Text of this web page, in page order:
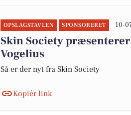
OPSLAGSTAVLEN SPONSORERET 10-
Skin Society
Vogelius
Så er der nyt fra Skin Society
Kopiér link